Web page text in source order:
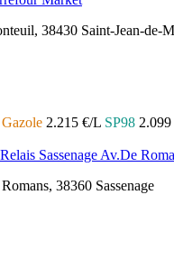
38430 Saint-Jean-de-
Gazole 2.215 €/L SP98
Sassenage Av.De
38360 Sassenage